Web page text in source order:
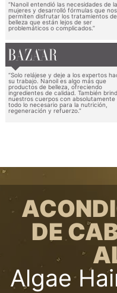
“Nanoil entendió las necesidades de
mujeres y desarrolló fórmulas que nos
permiten disfrutar los tratamientos de
belleza que están lejos de ser
problemáticos o complicados.”
“Solo relájese y deje a los expertos
su trabajo. Nanoil es algo más que
productos de belleza, ofreciendo
ingredientes de calidad. También
nuestros cuerpos con absolutamente
todo lo necesario para la nutrición,
regeneración y refuerzo.”
DE
Algae